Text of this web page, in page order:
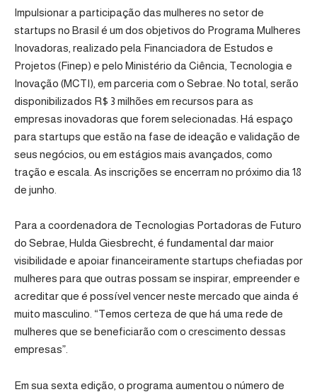
Impulsionar a participação das mulheres no setor de
startups no Brasil é um dos objetivos do Programa Mulheres
Inovadoras , realizado pela Financiadora de Estudos e
Projetos (Finep) e pelo Ministério da Ciência, Tecnologia e
Inovação (MCTI) , em parceria com o Sebrae . No total, serão
disponibilizados R$ 3 milhões em recursos para as
empresas inovadoras que forem selecionadas. Há espaço
para startups que estão na fase de ideação e validação de
seus negócios, ou em estágios mais avançados, como
tração e escala. As inscrições se encerram no próximo dia 18
de junho.
Para a coordenadora de Tecnologias Portadoras de Futuro
do Sebrae, Hulda Giesbrecht, é fundamental dar maior
visibilidade e apoiar financeiramente startups chefiadas por
mulheres para que outras possam se inspirar, empreender e
acreditar que é possível vencer neste mercado que ainda é
muito masculino. “Temos certeza de que há uma rede de
mulheres que se beneficiarão com o crescimento dessas
empresas”.
Em sua sexta edição, o programa aumentou o número de